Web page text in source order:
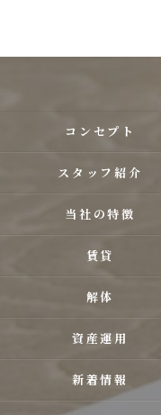
コンセプト
スタッフ紹介
当社の特徴
賃貸
解体
資産運用
新着情報